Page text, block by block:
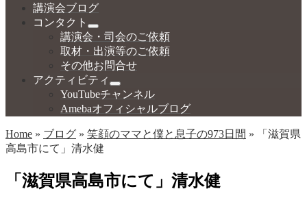
講演会ブログ
コンタクト
講演会・司会のご依頼
取材・出演等のご依頼
その他お問合せ
アクティビティ
YouTubeチャンネル
Amebaオフィシャルブログ
Home » ブログ » 笑顔のママと僕と息子の973日間 »
「滋賀県
高島市にて」清水健
「滋賀県高島市にて」清水健